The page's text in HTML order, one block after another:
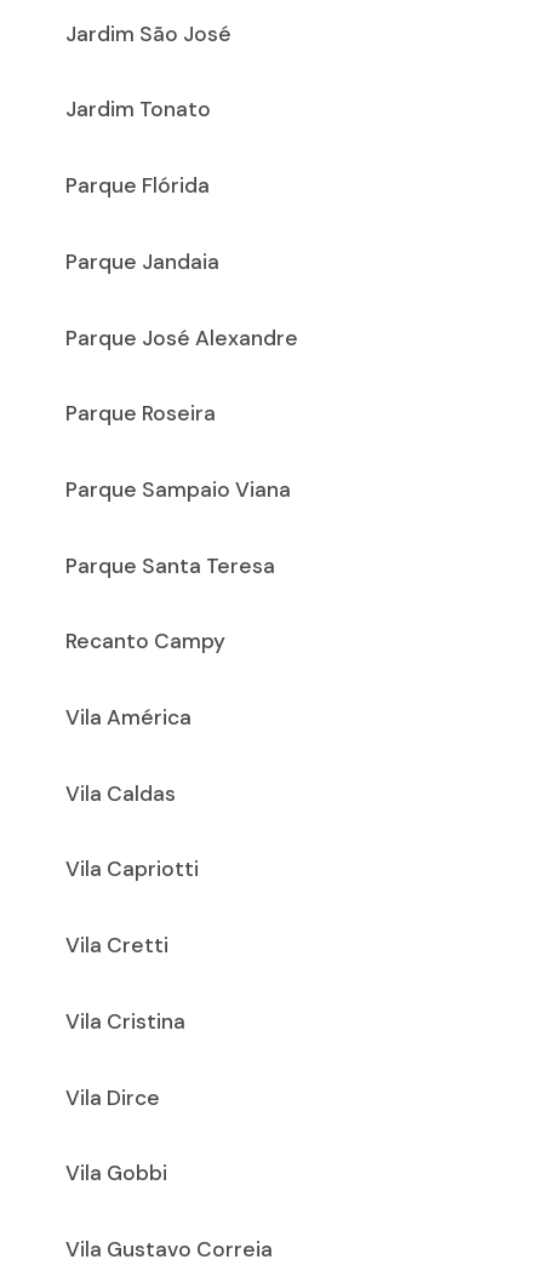
Jardim São José
Jardim Tonato
Parque Flórida
Parque Jandaia
Parque José Alexandre
Parque Roseira
Parque Sampaio Viana
Parque Santa Teresa
Recanto Campy
Vila América
Vila Caldas
Vila Capriotti
Vila Cretti
Vila Cristina
Vila Dirce
Vila Gobbi
Vila Gustavo Correia